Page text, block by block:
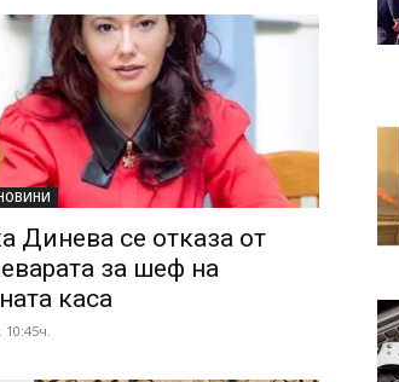
Динева се отказа от
за шеф на
каса
10:45ч.